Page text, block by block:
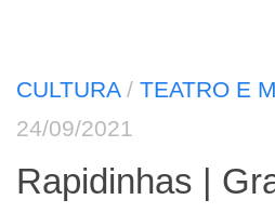
CULTURA/ TEATRO E
24/09/2021
Rapidinhas |